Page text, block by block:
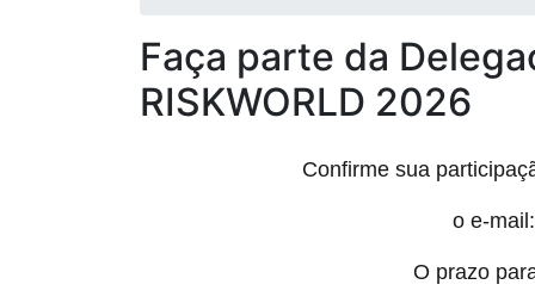
Faça parte da
RISKWORLD 2026
Confirme sua
o e-mail:
O prazo